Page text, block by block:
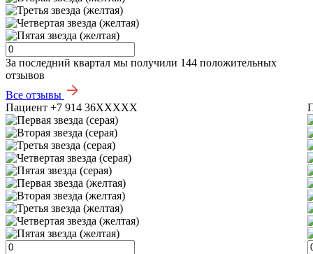
За последний квартал мы получили 144 положительных
отзывов
Все отзывы
Пациент +7 914 36XXXXX